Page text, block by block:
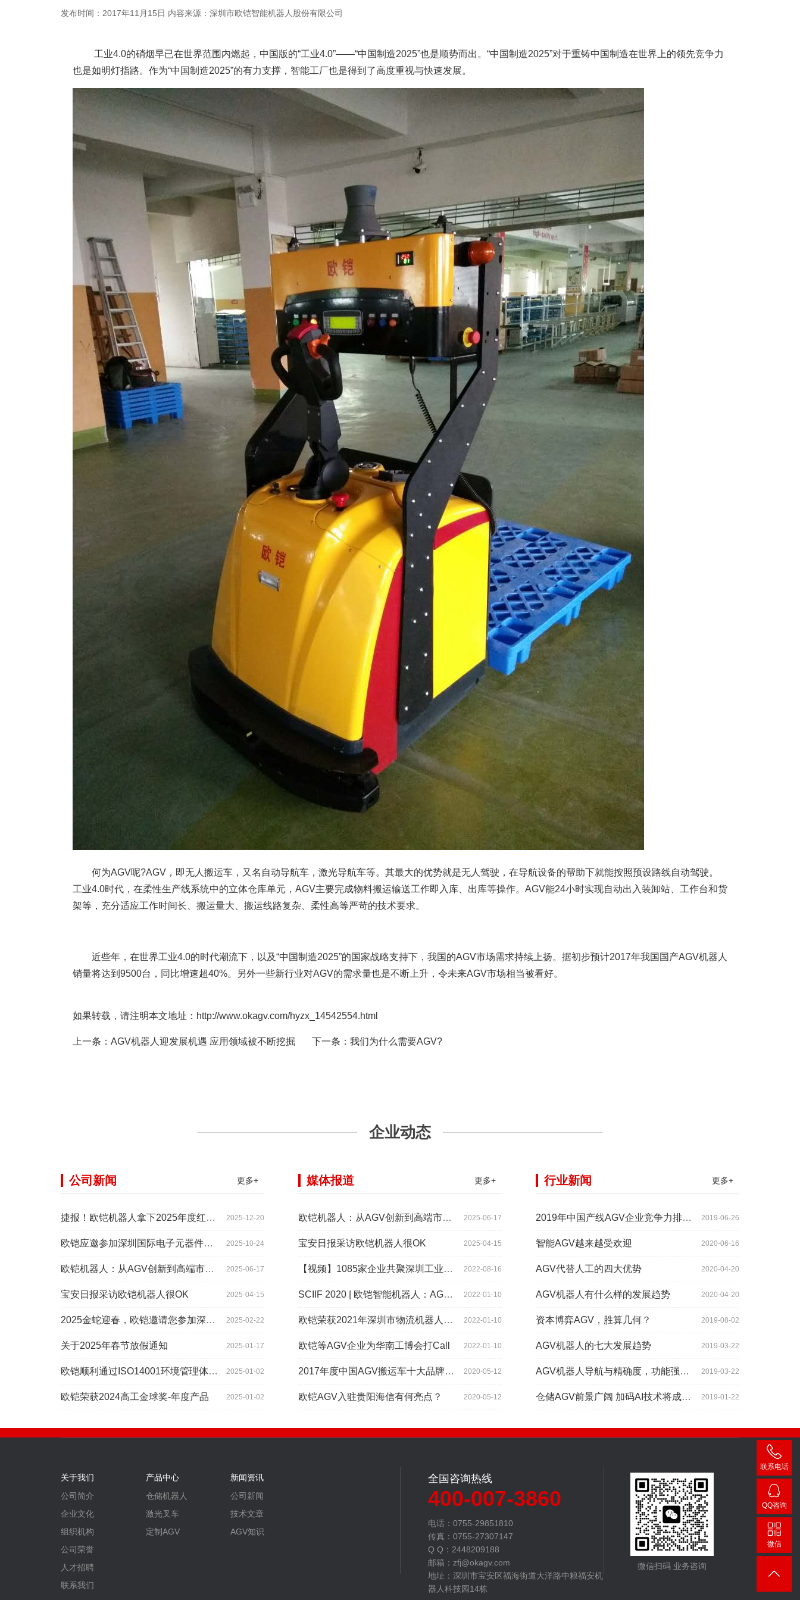
发布时间：2017年11月15日 内容来源：深圳市欧铠智能机器人股份有限公司
工业4.0的硝烟早已在世界范围内燃起，中国版的“工业4.0”——“中国制造2025”也是顺势而出。“中国制造2025”对于重铸中国制造在世界上的领先竞争力
也是如明灯指路。作为“中国制造2025”的有力支撑，智能工厂也是得到了高度重视与快速发展。
何为AGV呢?AGV，即无人搬运车，又名自动导航车，激光导航车等。其最大的优势就是无人驾驶，在导航设备的帮助下就能按照预设路线自动驾驶。
工业4.0时代，在柔性生产线系统中的立体仓库单元，AGV主要完成物料搬运输送工作即入库、出库等操作。AGV能24小时实现自动出入装卸站、工作台和货
架等，充分适应工作时间长、搬运量大、搬运线路复杂、柔性高等严苛的技术要求。
近些年，在世界工业4.0的时代潮流下，以及“中国制造2025”的国家战略支持下，我国的AGV市场需求持续上扬。据初步预计2017年我国国产AGV机器人
销量将达到9500台，同比增速超40%。另外一些新行业对AGV的需求量也是不断上升，令未来AGV市场相当被看好。
如果转载，请注明本文地址：http://www.okagv.com/hyzx_14542554.html
上一条： AGV机器人迎发展机遇 应用领域被不断挖掘 下一条： 我们为什么需要AGV?
企业动态
更多+
公司新闻
2025-12-20
捷报！欧铠机器人拿下2025年度红帆奖！
2025-10-24
欧铠应邀参加深圳国际电子元器件展时间:2025年10月28-
2025-06-17
欧铠机器人：从AGV创新到高端市场的领导蜕变
2025-04-15
宝安日报采访欧铠机器人很OK
2025-02-22
2025金蛇迎春，欧铠邀请您参加深圳工业展
2025-01-17
关于2025年春节放假通知
2025-01-02
欧铠顺利通过ISO14001环境管理体系认证
2025-01-02
欧铠荣获2024高工金球奖-年度产品
更多+
媒体报道
2025-06-17
欧铠机器人：从AGV创新到高端市场的领导蜕变
2025-04-15
宝安日报采访欧铠机器人很OK
2022-08-16
【视频】1085家企业共聚深圳工业展，为“双链”畅通堵点、卡点
2022-01-10
SCIIF 2020 | 欧铠智能机器人：AGV自动化物流设备及系统
2022-01-10
欧铠荣获2021年深圳市物流机器人应用大赛创新项目奖
2022-01-10
欧铠等AGV企业为华南工博会打Call
2020-05-12
2017年度中国AGV搬运车十大品牌总评榜揭晓
2020-05-12
欧铠AGV入驻贵阳海信有何亮点？
更多+
行业新闻
2019-06-26
2019年中国产线AGV企业竞争力排行TOP10
2020-06-16
智能AGV越来越受欢迎
2020-04-20
AGV代替人工的四大优势
2020-04-20
AGV机器人有什么样的发展趋势
2019-08-02
资本博弈AGV，胜算几何？
2019-03-22
AGV机器人的七大发展趋势
2019-03-22
AGV机器人导航与精确度，功能强大到超出你想象
2019-01-22
仓储AGV前景广阔 加码AI技术将成为关键增长点
关于我们
公司简介
企业文化
组织机构
公司荣誉
人才招聘
联系我们
产品中心
仓储机器人
激光叉车
定制AGV
新闻资讯
公司新闻
技术文章
AGV知识
全国咨询热线
400-007-3860
电话：0755-29851810
传真：0755-27307147
Q Q：2448209188
邮箱：zfj@okagv.com
地址：深圳市宝安区福海街道大洋路中粮福安机
器人科技园14栋
微信扫码 业务咨询
联系电话
400-
007-
3860
QQ咨询
微信